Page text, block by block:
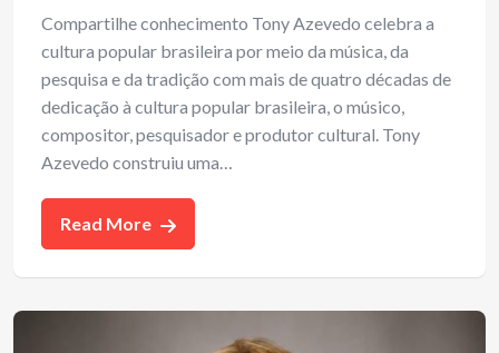
Compartilhe conhecimento Tony Azevedo celebra a
cultura popular brasileira por meio da música, da
pesquisa e da tradição com mais de quatro décadas de
dedicação à cultura popular brasileira, o músico,
compositor, pesquisador e produtor cultural. Tony
Azevedo construiu uma…
Read More